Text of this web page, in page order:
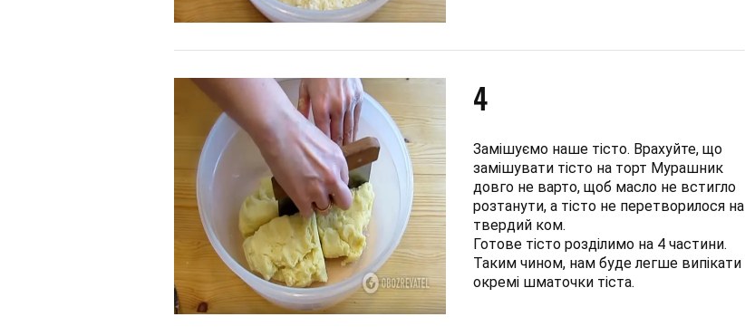
4
Замішуємо наше тісто. Врахуйте, що
замішувати тісто на торт Мурашник
довго не варто, щоб масло не встигло
розтанути, а тісто не перетворилося на
твердий ком.
Готове тісто розділимо на 4 частини.
Таким чином, нам буде легше випікати
окремі шматочки тіста.